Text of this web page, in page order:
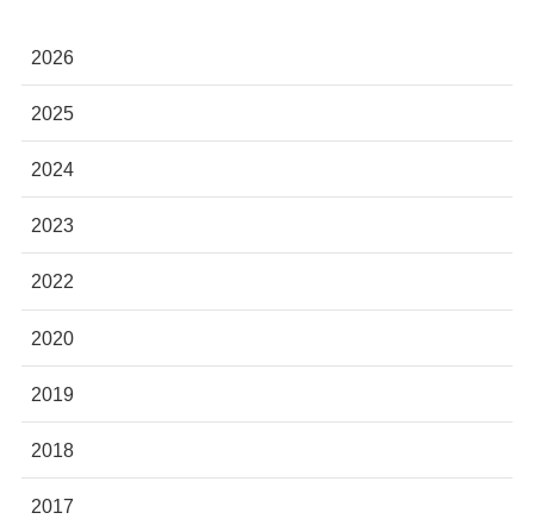
2026
2025
2024
2023
2022
2020
2019
2018
2017